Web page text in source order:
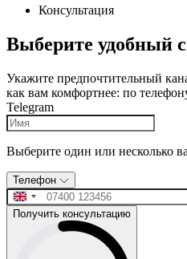
Консультация
Выберите удобный
Укажите предпочтительный
как вам комфортнее: по
Telegram
Выберите один или несколько
Телефон
Получить консультацию